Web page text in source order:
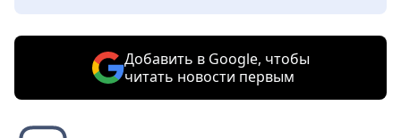
Добавить в Google, чтобы
читать новости первым